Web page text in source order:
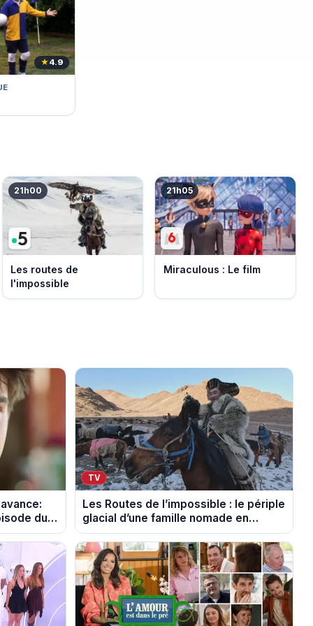
★4.9
21h00
Les routes de
l'impossible
21h05
Miraculous : Le film
du
TV
Les Routes de l’impossible : le périple
glacial d’une famille nomade en
Mongolie